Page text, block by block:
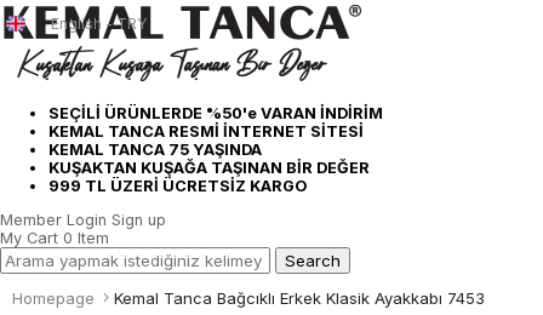
SEÇİLİ ÜRÜNLERDE %50'e VARAN İNDİRİM
KEMAL TANCA RESMİ İNTERNET SİTESİ
KEMAL TANCA 75 YAŞINDA
KUŞAKTAN KUŞAĞA TAŞINAN BİR DEĞER
999 TL ÜZERİ ÜCRETSİZ KARGO
English - TRY
Member Login Sign up
My Cart 0 Item
Homepage Kemal Tanca Bağcıklı Erkek Klasik Ayakkabı 7453